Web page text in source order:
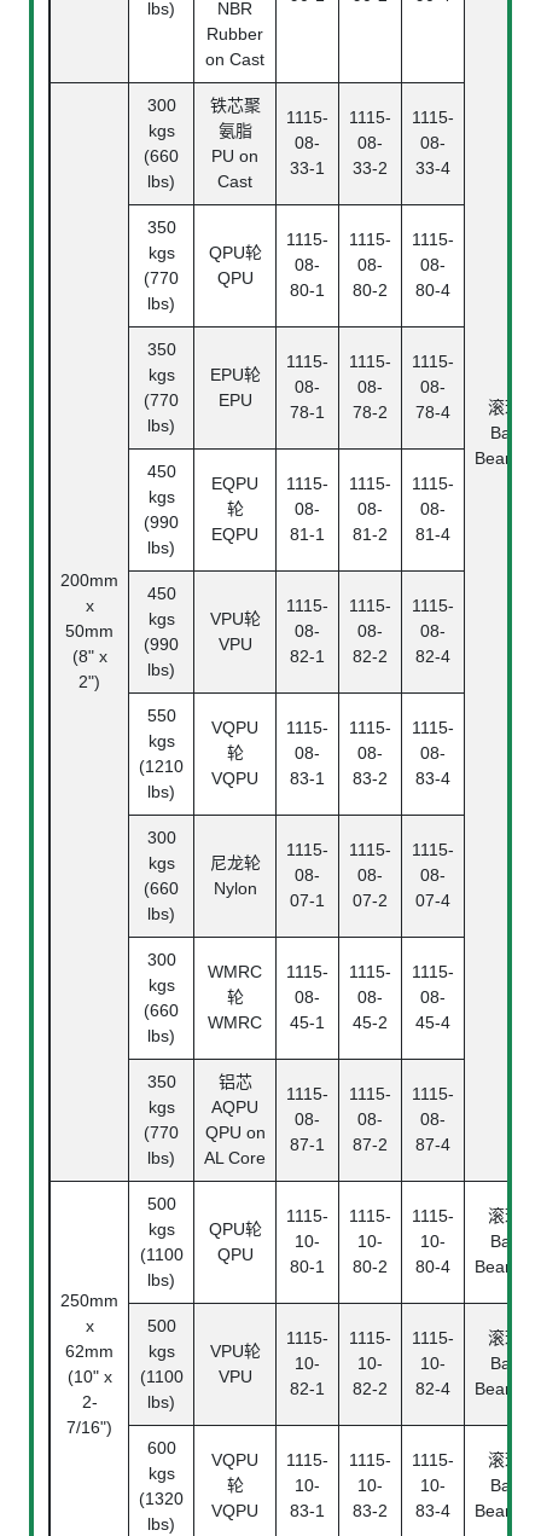
滚珠
Ball
Bearing
lbs)
NBR
Rubber
on Cast
200mm
x
50mm
(8" x
2")
300
kgs
(660
lbs)
铁芯聚
氨脂
PU on
Cast
1115-
08-
33-1
1115-
08-
33-2
1115-
08-
33-4
350
kgs
(770
lbs)
QPU轮
QPU
1115-
08-
80-1
1115-
08-
80-2
1115-
08-
80-4
350
kgs
(770
lbs)
EPU轮
EPU
1115-
08-
78-1
1115-
08-
78-2
1115-
08-
78-4
450
kgs
(990
lbs)
EQPU
轮
EQPU
1115-
08-
81-1
1115-
08-
81-2
1115-
08-
81-4
450
kgs
(990
lbs)
VPU轮
VPU
1115-
08-
82-1
1115-
08-
82-2
1115-
08-
82-4
550
kgs
(1210
lbs)
VQPU
轮
VQPU
1115-
08-
83-1
1115-
08-
83-2
1115-
08-
83-4
300
kgs
(660
lbs)
尼龙轮
Nylon
1115-
08-
07-1
1115-
08-
07-2
1115-
08-
07-4
300
kgs
(660
lbs)
WMRC
轮
WMRC
1115-
08-
45-1
1115-
08-
45-2
1115-
08-
45-4
350
kgs
(770
lbs)
铝芯
AQPU
QPU on
AL Core
1115-
08-
87-1
1115-
08-
87-2
1115-
08-
87-4
250mm
x
62mm
(10" x
2-
7/16")
500
kgs
(1100
lbs)
QPU轮
QPU
1115-
10-
80-1
1115-
10-
80-2
1115-
10-
80-4
滚珠
Ball
Bearing
500
kgs
(1100
lbs)
VPU轮
VPU
1115-
10-
82-1
1115-
10-
82-2
1115-
10-
82-4
滚珠
Ball
Bearing
600
kgs
(1320
lbs)
VQPU
轮
VQPU
1115-
10-
83-1
1115-
10-
83-2
1115-
10-
83-4
滚珠
Ball
Bearing